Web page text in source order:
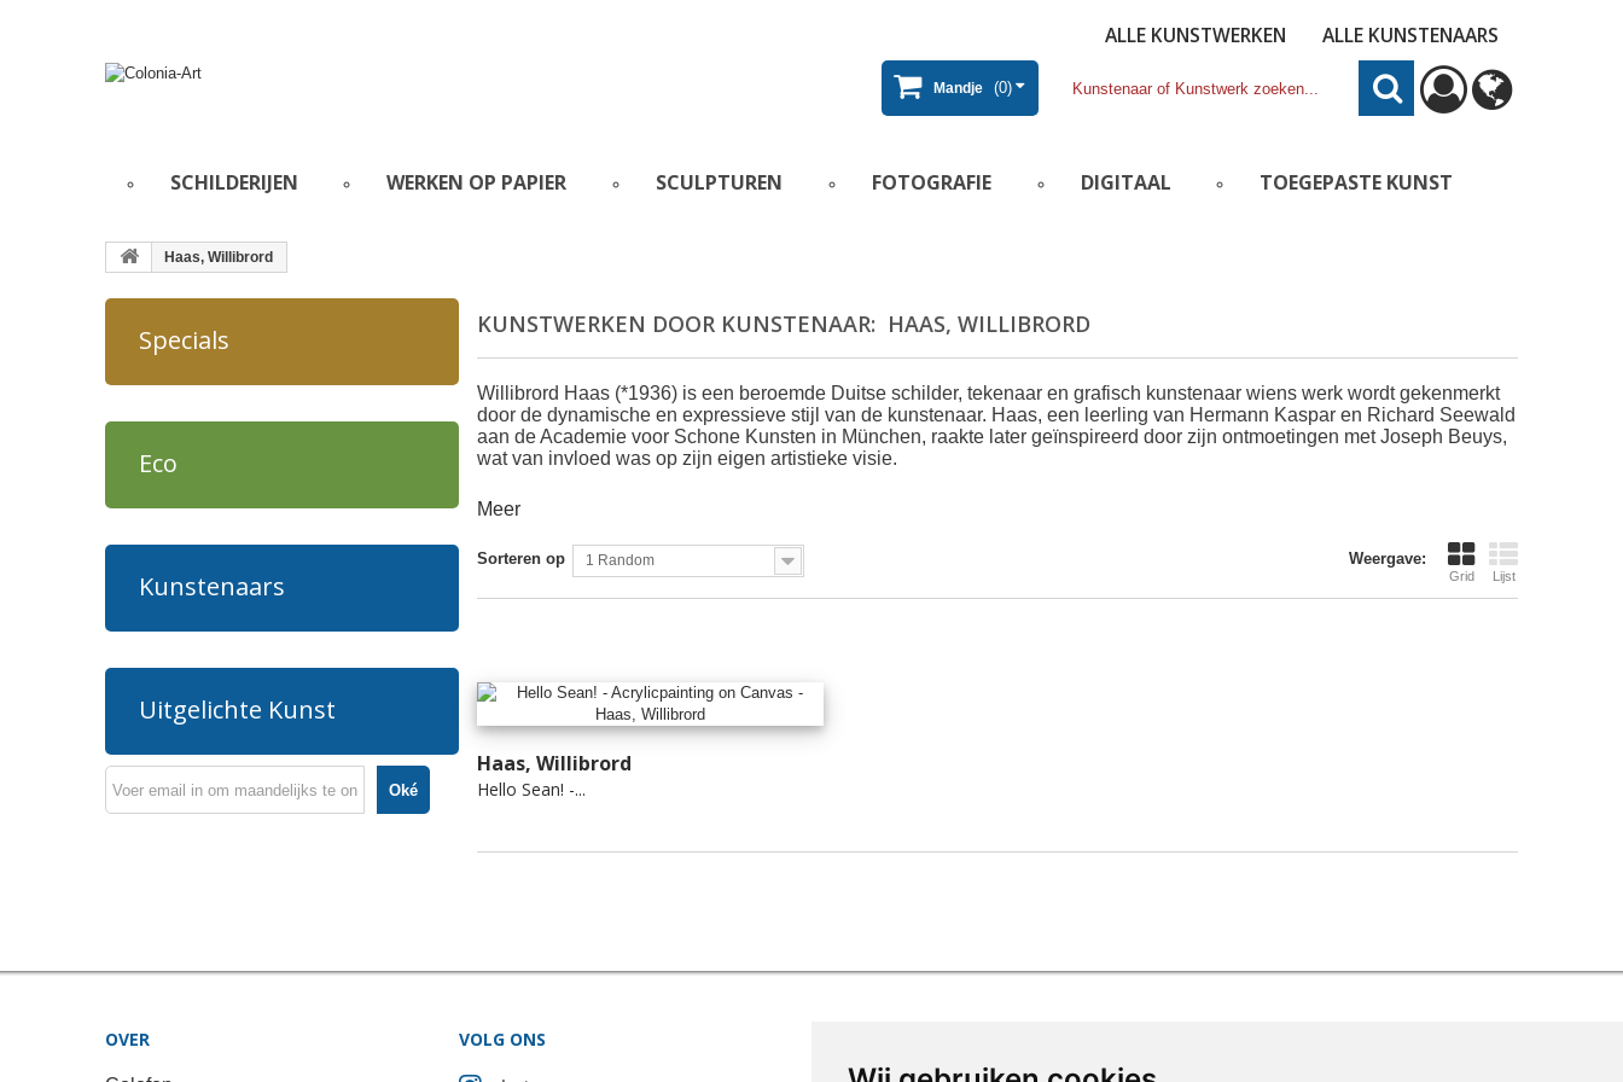
ALLE KUNSTWERKEN ALLE KUNSTENAARS
Mandje (0)
SCHILDERIJEN WERKEN OP PAPIER SCULPTUREN FOTOGRAFIE DIGITAAL TOEGEPASTE KUNST
Haas, Willibrord
Specials
Eco
Kunstenaars
Uitgelichte Kunst
Oké
KUNSTWERKEN DOOR KUNSTENAAR: HAAS, WILLIBRORD
Willibrord Haas (*1936) is een beroemde Duitse schilder, tekenaar en grafisch kunstenaar wiens werk wordt gekenmerkt
door de dynamische en expressieve stijl van de kunstenaar. Haas, een leerling van Hermann Kaspar en Richard Seewald
aan de Academie voor Schone Kunsten in München, raakte later geïnspireerd door zijn ontmoetingen met Joseph Beuys,
wat van invloed was op zijn eigen artistieke visie.
Meer
Weergave:
Grid Lijst
Sorteren op 1 Random
Haas, Willibrord
Hello Sean! -...
OVER VOLG ONS